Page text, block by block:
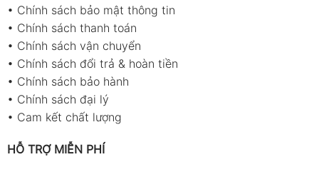
• Chính sách bảo mật thông tin
• Chính sách thanh toán
• Chính sách vận chuyển
• Chính sách đổi trả & hoàn tiền
• Chính sách bảo hành
• Chính sách đại lý
• Cam kết chất lượng
HỖ TRỢ MIỄN PHÍ